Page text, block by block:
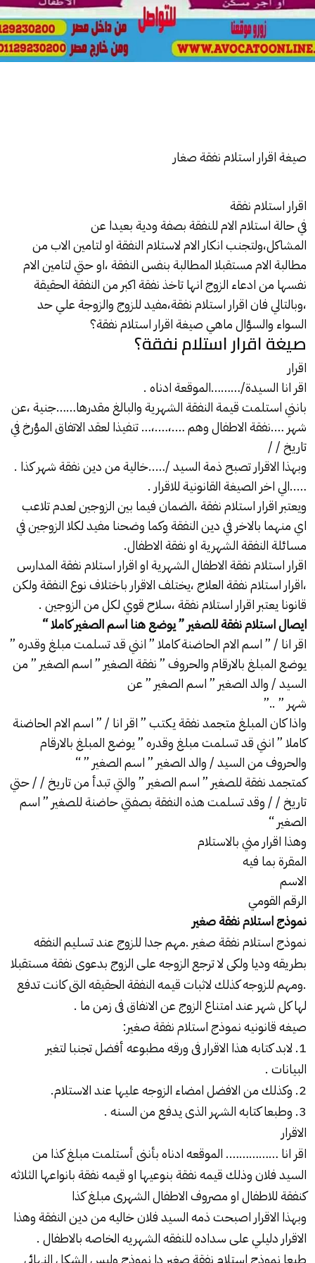
صيغة اقرار استلام نفقة صغار
اقرار استلام نفقة
في حالة استلام الامللنفقةبصفة ودية بعيدا عن
المشاكل،ولتجنب انكار الام لاستلامالنفقةاو لتامين الاب من
مطالبة الام مستقبلا المطالبة بنفس النفقة ،او حتي لتامين الام
نفسها من ادعاء الزوج انها تاخذنفقةاكبر منالنفقةالحقيقة
،وبالتالي فان اقرار استلامنفقة،مفيد للزوج والزوجة علي حد
السواء والسؤال ماهي صيغة اقرار استلام نفقة؟
صيغة اقرار استلام نفقة؟
اقرار
اقر انا السيدة/………الموقعة ادناه .
بانني استلمت قيمة النفقة الشهرية والبالغ مقدرها……جنية ،عن
شهر ….نفقة الاطفال وهم ….،….،… تنفيذا لعقد الاتفاق المؤرخ في
تاريخ / /
وبهذا الاقرار تصبح ذمة السيد /…..خالية من دين نفقة شهر كذا .
…..الي اخر الصيغة القانونية للاقرار .
ويعتبر اقرار استلام نفقة ،الضمان فيما بين الزوجين لعدم تلاعب
اي منهما بالاخر في دين النفقة وكما وضحنا مفيد لكلا الزوجين في
مسائلة النفقة الشهرية او نفقة الاطفال.
اقرار استلام نفقة الاطفال الشهرية او اقرار استلام نفقة المدارس
،اقرار استلام نفقة العلاج ،يختلف الاقرار باختلاف نوع النفقة ولكن
قانونا يعتبر اقرار استلام نفقة ،سلاح قوي لكل من الزوجين .
ايصال استلام نفقة للصغير ” يوضع هنا اسم الصغير كاملا “
اقر انا / ” اسم الام الحاضنة كاملا ” انني قد تسلمت مبلغ وقدره ”
يوضع المبلغ بالارقام والحروف ” نفقة الصغير ” اسم الصغير ” من
السيد / والد الصغير ” اسم الصغير ” عن
شهر ” ..”
واذا كان المبلغ متجمد نفقة يكتب ” اقر انا / ” اسم الام الحاضنة
كاملا ” انني قد تسلمت مبلغ وقدره ” يوضع المبلغ بالارقام
والحروف من السيد / والد الصغير ” اسم الصغير ” “
كمتجمد نفقة للصغير ” اسم الصغير ” والتي تبدأ من تاريخ / / حتي
تاريخ / / وقد تسلمت هذه النفقة بصفتي حاضنة للصغير ” اسم
الصغير “
وهذا اقرار مني بالاستلام
المقرة بما فيه
الاسم
الرقم القومي
نموذج استلام نفقة صغير
نموذج استلام نفقة صغير .مهم جدا للزوج عند تسليم النفقه
بطريقه وديا ولكى لا ترجع الزوجه على الزوج بدعوى نفقة مستقبلا
.ومهم للزوجه كذلك لاثبات قيمه النفقة الحقيقه التى كانت تدفع
لها كل شهر عند امتناع الزوج عن الانفاق فى زمن ما .
صيغه قانونيه نموذج استلام نفقة صغير:
1. لابد كتابه هذا الاقرار فى ورقه مطبوعه أفضل تجنبا لتغير
البيانات .
2. وكذلك من الافضل امضاء الزوجه عليها عند الاستلام.
3. وطبعا كتابه الشهر الذى يدفع من السنه .
الاقرار
اقر انا ……………. الموقعه ادناه بأننى أستلمت مبلغ كذا من
السيد فلان وذلك قيمه نفقة بنوعيها او قيمه نفقة بانواعها الثلاثه
كنفقة للاطفال او مصروف الاطفال الشهرى مبلغ كذا
وبهذا الاقرار اصبحت ذمه السيد فلان خاليه من دين النفقة وهذا
الاقرار دليلي على سداده للنفقه الشهريه الخاصه بالاطفال .
طبعا نموذج استلام نفقة صغير دا نموذج وليس الشكل النهائى